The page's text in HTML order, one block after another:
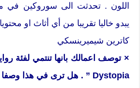
اللون . تحدثت الى سوروكين في
يبدو خاليا تقريبا من أي أثاث او
كاترين شيميرينسكي
× توصف اعمالك بانها تنتمي لفئة
Dystopia ” . هل ترى في هذا وصفا جيدا لأعمالك ؟